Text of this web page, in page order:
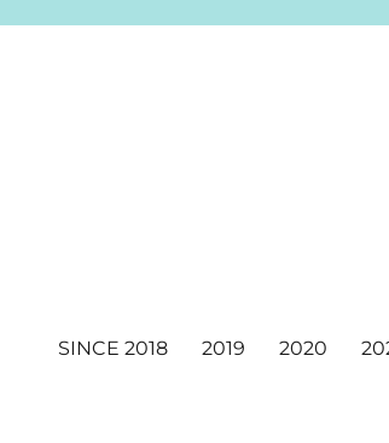
SINCE 2018 2019 2020